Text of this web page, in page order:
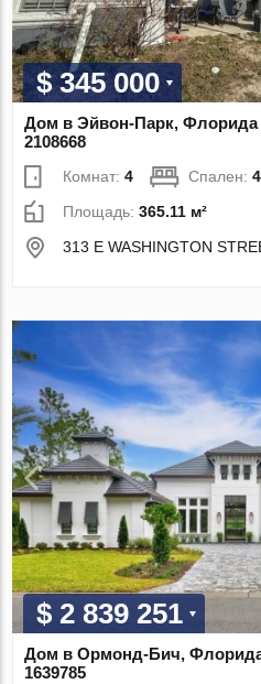
$ 345 000
Дом в Эйвон-Парк, Флорида
2108668
Комнат:4 Спален:4
Площадь:365.11 м²
313 E WASHINGTON
$ 2 839 251
Дом в Ормонд-Бич,
1639785